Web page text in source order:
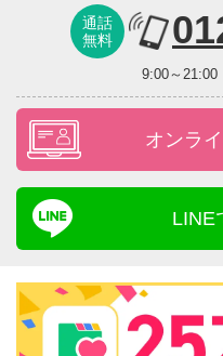
通話
無料
9:00～21:00
オンラ
LINE